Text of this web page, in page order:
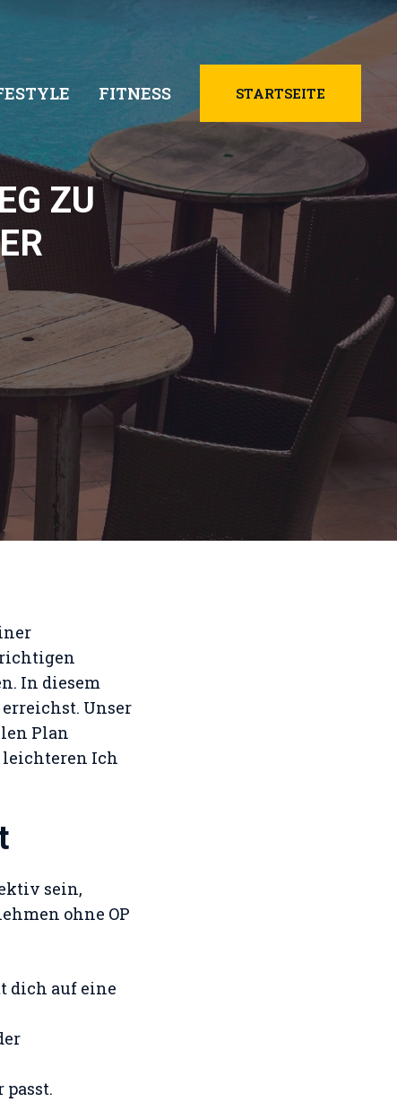
FITNESS STARTSEITE
ZU
In diesem
Unser
Plan
leichteren Ich
sein,
ohne OP
dich auf eine
passt.